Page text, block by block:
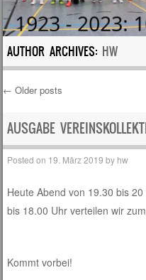
AUTHOR ARCHIVES: HW
Post
← Older posts
AUSGABE
Posted on 19. März 2019 by hw
Heute Abend von 19.30 bis
bis 18.00 Uhr verteilen wir
Kommt vorbei!